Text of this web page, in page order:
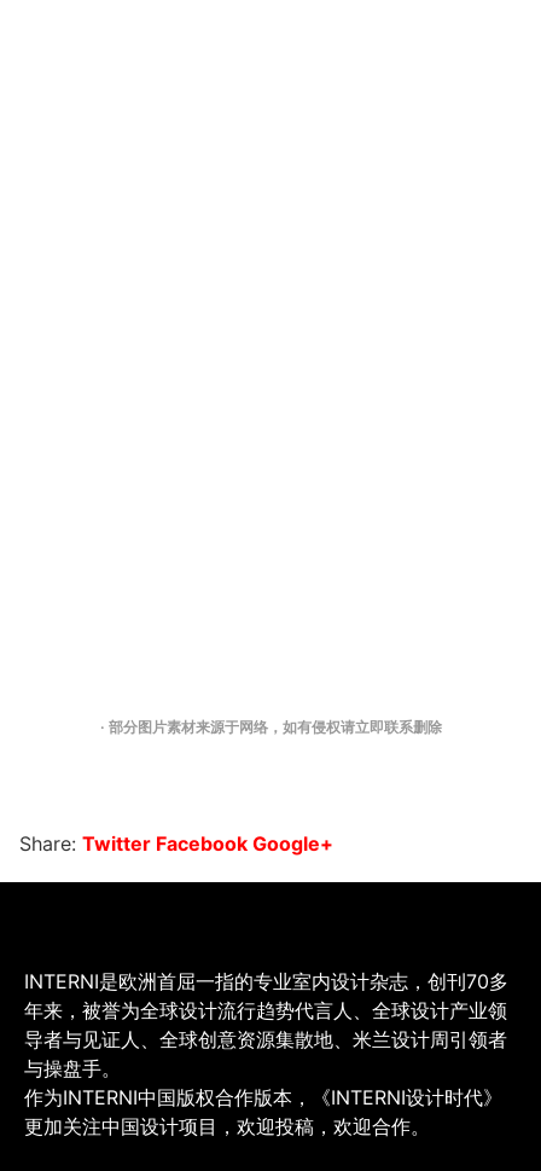
· 部分图片素材来源于网络，如有侵权请立即联系删除
Share: Twitter Facebook Google+
INTERNI是欧洲首屈一指的专业室内设计杂志，创刊70多
年来，被誉为全球设计流行趋势代言人、全球设计产业领
导者与见证人、全球创意资源集散地、米兰设计周引领者
与操盘手。
作为INTERNI中国版权合作版本，《INTERNI设计时代》
更加关注中国设计项目，欢迎投稿，欢迎合作。